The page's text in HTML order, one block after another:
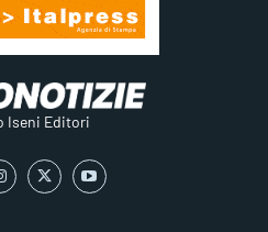
Iseni Editori